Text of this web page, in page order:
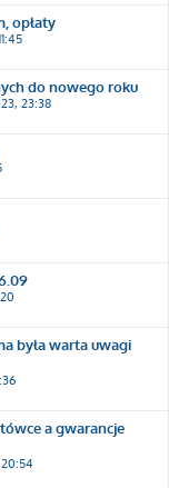
opłaty
do nowego roku
23:38
była warta uwagi
a gwarancje